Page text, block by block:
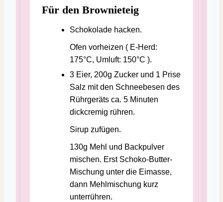
Für den Brownieteig
Schokolade hacken.
Ofen vorheizen ( E-Herd:
175°C, Umluft: 150°C ).
3 Eier, 200g Zucker und 1 Prise
Salz mit den Schneebesen des
Rührgeräts ca. 5 Minuten
dickcremig rühren.
Sirup zufügen.
130g Mehl und Backpulver
mischen. Erst Schoko-Butter-
Mischung unter die Eimasse,
dann Mehlmischung kurz
unterrühren.